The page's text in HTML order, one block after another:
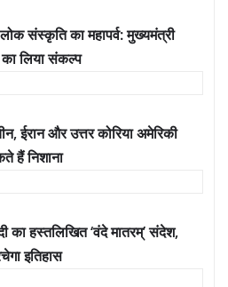
संस्कृति का महापर्व: मुख्यमंत्री
लिया संकल्प
ईरान और उत्तर कोरिया अमेरिकी
हैं निशाना
का हस्तलिखित ‘वंदे मातरम्’ संदेश,
इतिहास